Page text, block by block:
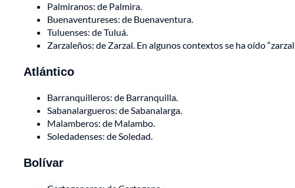
Palmiranos: de Palmira.
Buenaventureses: de Buenaventura.
Tuluenses: de Tuluá.
Zarzaleños: de Zarzal. En algunos contextos se ha oído
Atlántico
Barranquilleros: de Barranquilla.
Sabanalargueros: de Sabanalarga.
Malamberos: de Malambo.
Soledadenses: de Soledad.
Bolívar